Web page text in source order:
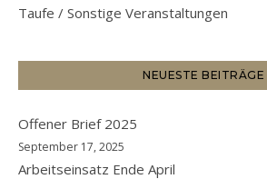
Taufe / Sonstige Veranstaltungen
NEUESTE BEITRÄGE
Offener Brief 2025
September 17, 2025
Arbeitseinsatz Ende April